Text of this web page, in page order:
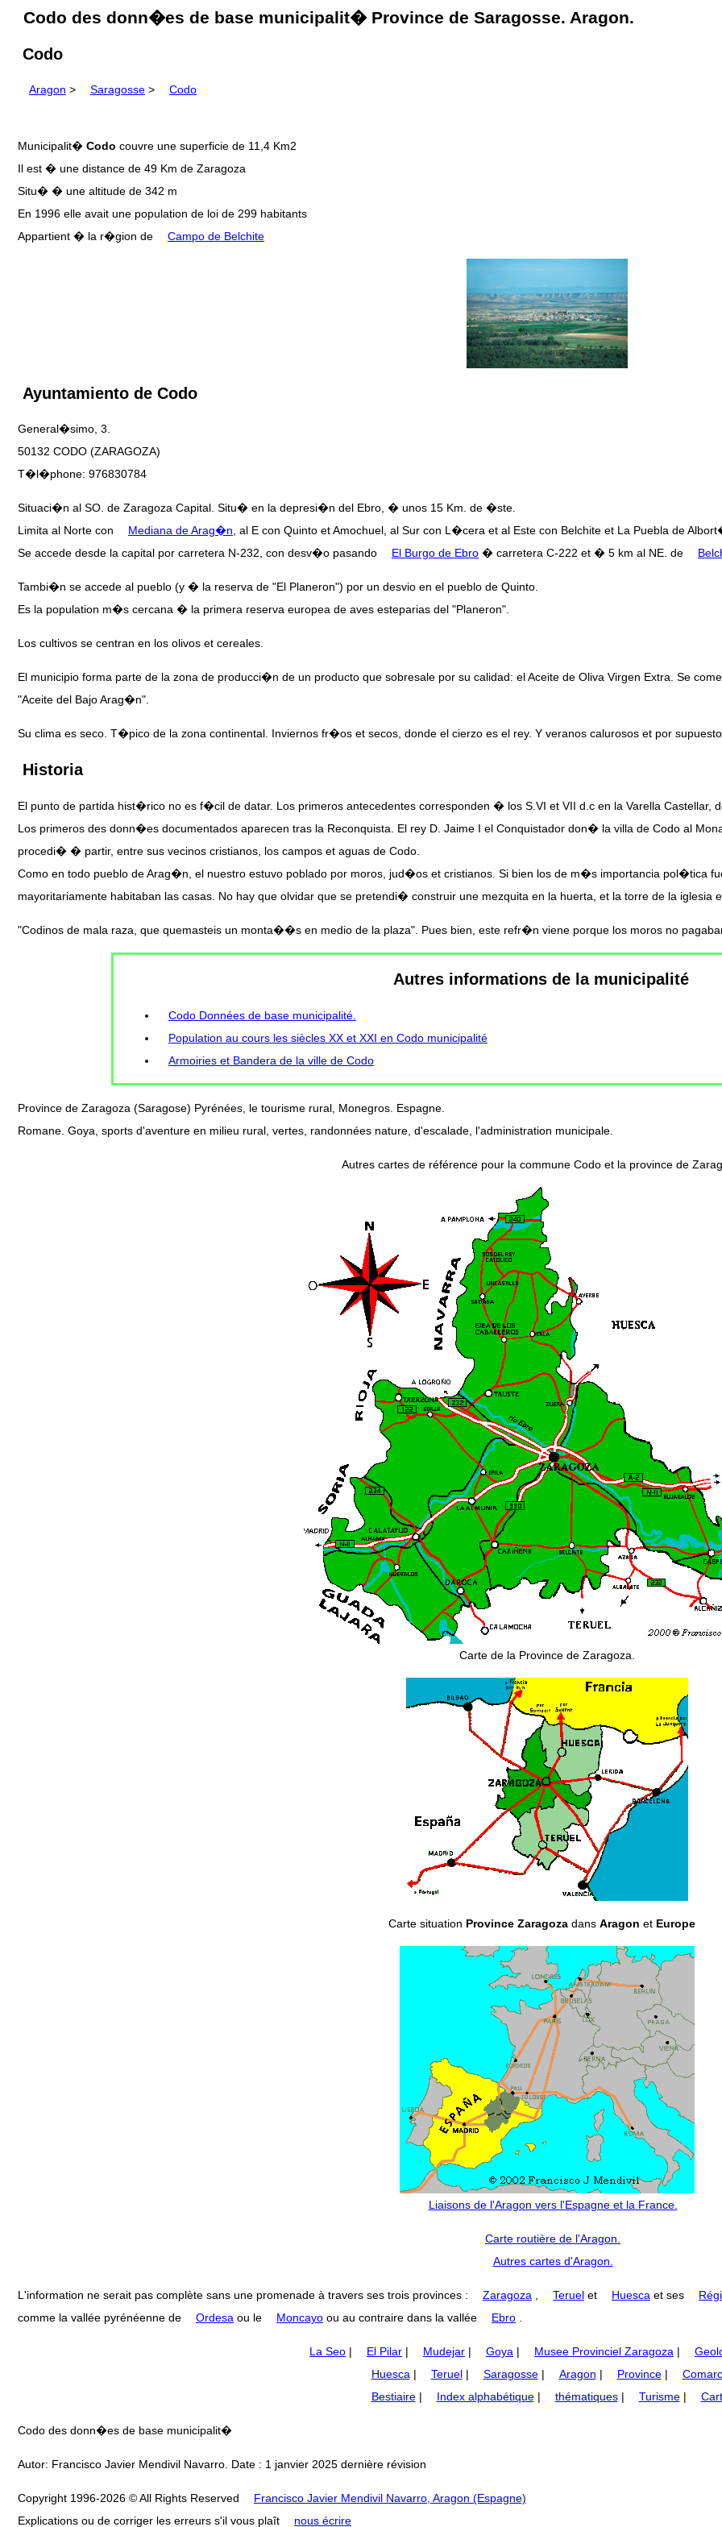
Codo des donn�es de base municipalit� Province de Saragosse. Aragon.
Codo
Aragon > Saragosse > Codo
Municipalit� Codo couvre une superficie de 11,4 Km2
Il est � une distance de 49 Km de Zaragoza
Situ� � une altitude de 342 m
En 1996 elle avait une population de loi de 299 habitants
Appartient � la r�gion de
Campo de Belchite
Ayuntamiento de Codo
General�simo, 3.
50132 CODO (ZARAGOZA)
T�l�phone: 976830784
Situaci�n al SO. de Zaragoza Capital. Situ� en la depresi�n del Ebro, � unos 15 Km. de �ste.
Limita al Norte con
Mediana de Arag�n, al E con Quinto et Amochuel, al Sur con L�cera et al Este con Belchite et La Puebla de
Se accede desde la capital por carretera N-232, con desv�o pasando
El Burgo de Ebro � carretera C-222 et � 5 km al NE. de
Tambi�n se accede al pueblo (y � la reserva de "El Planeron") por un desvio en el pueblo de Quinto.
Es la population m�s cercana � la primera reserva europea de aves esteparias del "Planeron".
Los cultivos se centran en los olivos et cereales.
El municipio forma parte de la zona de producci�n de un producto que sobresale por su calidad: el Aceite de Oliva Virgen Extra. Se
"Aceite del Bajo Arag�n".
Su clima es seco. T�pico de la zona continental. Inviernos fr�os et secos, donde el cierzo es el rey. Y veranos calurosos et por
Historia
El punto de partida hist�rico no es f�cil de datar. Los primeros antecedentes corresponden � los S.VI et VII d.c en la Varella Castellar,
Los primeros des donn�es documentados aparecen tras la Reconquista. El rey D. Jaime I el Conquistador don� la villa de Codo al
procedi� � partir, entre sus vecinos cristianos, los campos et aguas de Codo.
Como en todo pueblo de Arag�n, el nuestro estuvo poblado por moros, jud�os et cristianos. Si bien los de m�s importancia pol�tica
mayoritariamente habitaban las casas. No hay que olvidar que se pretendi� construir une mezquita en la huerta, et la torre de la iglesia
"Codinos de mala raza, que quemasteis un monta��s en medio de la plaza". Pues bien, este refr�n viene porque los moros no
Autres informations de la municipalité
Codo Données de base municipalité.
Population au cours les siècles XX et XXI en Codo municipalité
Armoiries et Bandera de la ville de Codo
Province de Zaragoza (Saragose) Pyrénées, le tourisme rural, Monegros. Espagne.
Romane. Goya, sports d'aventure en milieu rural, vertes, randonnées nature, d'escalade, l'administration municipale.
Autres cartes de référence pour la commune Codo et la province de
Carte de la Province de Zaragoza.
Carte situation Province Zaragozadans Aragon et Europe
Liaisons de l'Aragon vers l'Espagne et la France.
Carte routière de l'Aragon.
Autres cartes d'Aragon.
L'information ne serait pas complète sans une promenade à travers ses trois provinces : Zaragoza Teruel et Huesca et ses
comme la vallée pyrénéenne de
Ordesa ou le Moncayo ou au contraire dans la vallée Ebro
La Seo | El Pilar | Mudejar | Goya | Musee Provinciel Zaragoza |
Huesca | Teruel| Saragosse| Aragon | Province|
Bestiaire| Index alphabétique| thématiques| Turisme|
Codo des donn�es de base municipalit�
Autor: Francisco Javier Mendivil Navarro. Date : 1 janvier 2025 dernière révision
Copyright 1996-2026 © All Rights Reserved
Francisco Javier Mendivil Navarro, Aragon (Espagne)
Explications ou de corriger les erreurs s'il vous plaît
nous écrire